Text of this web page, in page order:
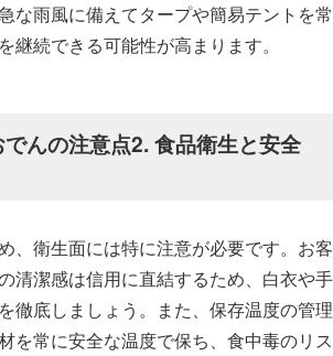
な雨風に備えてタープや簡易テントを常
継続できる可能性が高まります。
んの注意点2. 食品衛生と安全
、衛生面には特に注意が必要です。お客
清潔感は信用に直結するため、白衣や手
徹底しましょう。また、保存温度の管理
を常に安全な温度で保ち、食中毒のリス